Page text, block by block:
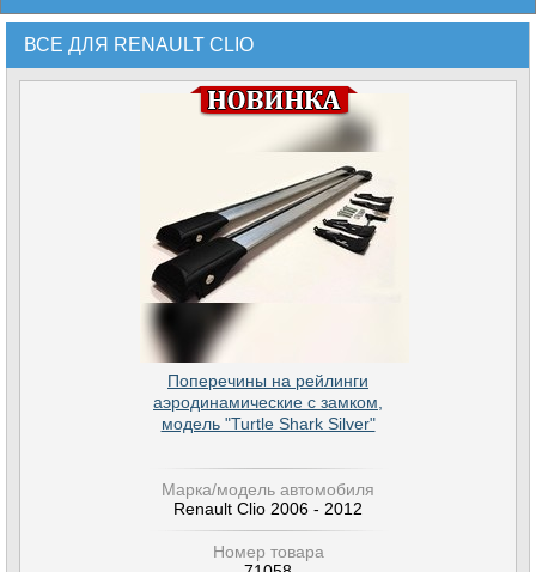
ВСЕ ДЛЯ RENAULT CLIO
Поперечины на рейлинги
аэродинамические с замком,
модель "Turtle Shark Silver"
Марка/модель автомобиля
Renault Clio 2006 - 2012
Номер товара